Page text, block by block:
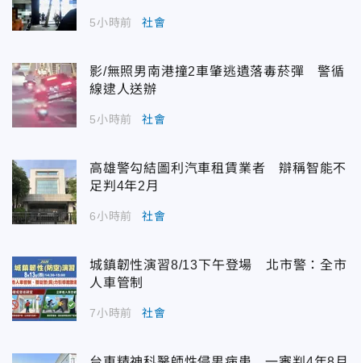
5小時前 社會
影/無照男南港撞2車肇逃遺落毒菸彈 警循
線逮人送辦
5小時前 社會
高雄警勾結圖利汽車租賃業者 辯稱智能不
足判4年2月
6小時前 社會
城鎮韌性演習8/13下午登場 北市警：全市
人車管制
7小時前 社會